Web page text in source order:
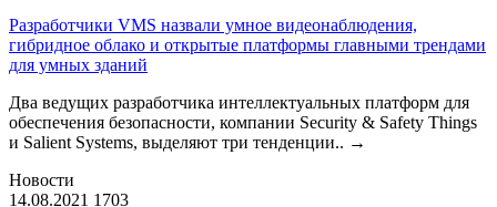
Разработчики VMS назвали умное видеонаблюдения,
гибридное облако и открытые платформы главными трендами
для умных зданий
Два ведущих разработчика интеллектуальных платформ для
обеспечения безопасности, компании Security & Safety Things
и Salient Systems, выделяют три тенденции.. →
Новости
14.08.2021 1703